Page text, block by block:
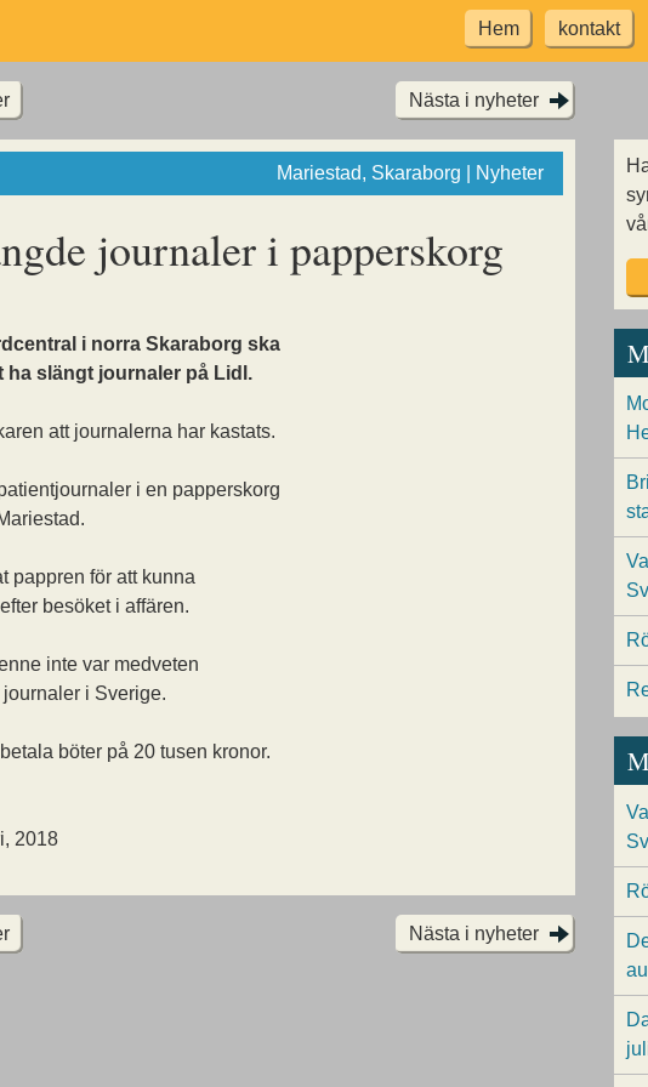
Hem kontakt
Nästa i nyheter
Mariestad, Skaraborg | Nyheter
journaler i papperskorg
i norra Skaraborg ska
ha slängt journaler på Lidl.
att journalerna har kastats.
i en papperskorg
pappren för att kunna
besöket i affären.
inte var medveten
i Sverige.
böter på 20 tusen kronor.
2018
Nästa i nyheter